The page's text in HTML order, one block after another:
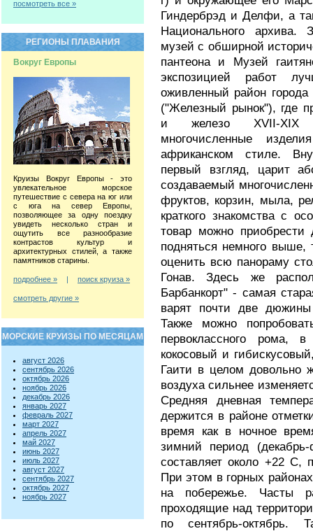
Гиндербрэд и Делфи, а
Национального архива.
музей с обширной
пантеона и Музей
экспозицией работ
оживленный район
("Железный рынок"), где
и железо XVII-XIX
многочисленные
африканском стиле.
первый взгляд, царит
создаваемый
фруктов, корзин, мыла,
краткого знакомства с
товар можно приобрести
подняться немного выше,
оценить всю панораму
Гонав. Здесь же
Барбанкорт" - самая
варят почти две дюжины
Также можно
первоклассного рома,
кокосовый и
Гаити в целом довольно
воздуха сильнее
Средняя дневная
держится в районе
время как в ночное
зимний период (декабрь-
составляет около +22 С,
При этом в горных
на побережье. Часты
проходящие над
по сентябрь-октябрь.
посмотреть все »
РЕГИОНЫ ПЛАВАНИЯ
Вокруг Европы
Круизы Вокруг Европы - это
увлекательное морское
путешествие с севера на юг или
с юга на север Европы,
позволяющее за одну поездку
увидеть несколько стран и
ощутить все разнообразие
контрастов культур и
архитектурных стилей, а также
памятников старины.
подробнее » | поиск круиза »
смотреть другие »
МОРСКИЕ КРУИЗЫ ПО МЕСЯЦАМ
август 2026
сентябрь 2026
октябрь 2026
ноябрь 2026
декабрь 2026
январь 2027
февраль 2027
март 2027
апрель 2027
май 2027
июнь 2027
июль 2027
август 2027
сентябрь 2027
октябрь 2027
ноябрь 2027